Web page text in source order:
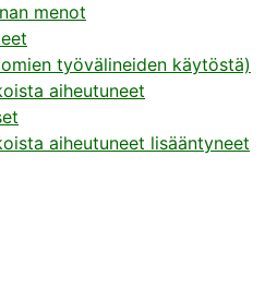
menot
työvälineiden käytöstä)
aiheutuneet
aiheutuneet lisääntyneet